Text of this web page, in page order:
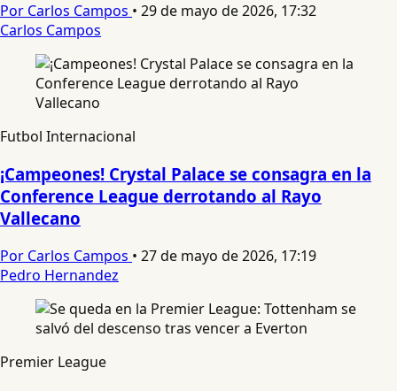
Por Carlos Campos • 29 de mayo de 2026, 17:32
Carlos Campos
Futbol Internacional
¡Campeones! Crystal Palace se consagra en la
Conference League derrotando al Rayo
Vallecano
Por Carlos Campos • 27 de mayo de 2026, 17:19
Pedro Hernandez
Premier League